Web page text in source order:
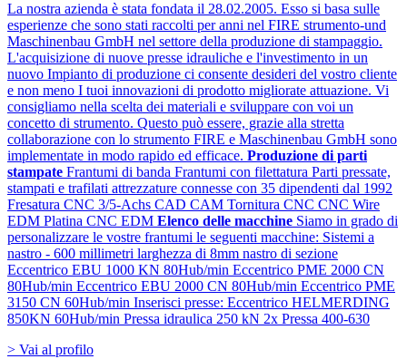
La nostra azienda è stata fondata il 28.02.2005. Esso si basa sulle
esperienze che sono stati raccolti per anni nel FIRE strumento-und
Maschinenbau GmbH nel settore della produzione di stampaggio.
L'acquisizione di nuove presse idrauliche e l'investimento in un
nuovo Impianto di produzione ci consente desideri del vostro cliente
e non meno I tuoi innovazioni di prodotto migliorate attuazione. Vi
consigliamo nella scelta dei materiali e sviluppare con voi un
concetto di strumento. Questo può essere, grazie alla stretta
collaborazione con lo strumento FIRE e Maschinenbau GmbH sono
implementate in modo rapido ed efficace. Produzione di parti
stampate Frantumi di banda Frantumi con filettatura Parti pressate,
stampati e trafilati attrezzature connesse con 35 dipendenti dal 1992
Fresatura CNC 3/5-Achs CAD CAM Tornitura CNC CNC Wire
EDM Platina CNC EDM Elenco delle macchine Siamo in grado di
personalizzare le vostre frantumi le seguenti macchine: Sistemi a
nastro - 600 millimetri larghezza di 8mm nastro di sezione
Eccentrico EBU 1000 KN 80Hub/min Eccentrico PME 2000 CN
80Hub/min Eccentrico EBU 2000 CN 80Hub/min Eccentrico PME
3150 CN 60Hub/min Inserisci presse: Eccentrico HELMERDING
850KN 60Hub/min Pressa idraulica 250 kN 2x Pressa 400-630
> Vai al profilo